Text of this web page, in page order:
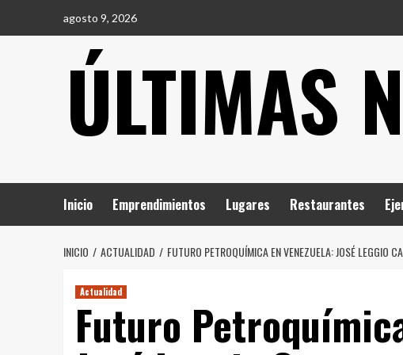
agosto 9, 2026
ÚLTIMAS
Inicio Emprendimientos Lugares Restaurantes
INICIO ACTUALIDAD FUTURO PETROQUÍMICA EN VENEZUELA: JOSÉ LEGGIO
Actualidad
Futuro